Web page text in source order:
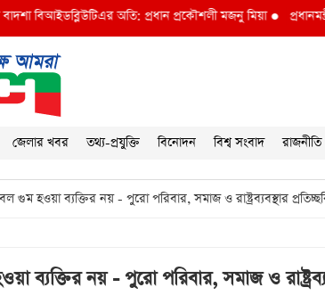
অতি: প্রধান প্রকৌশলী মজনু মিয়া●প্রধানমন্ত্রীর
জেলার খবর তথ্য-প্রযুক্তি বিনোদন বিশ্ব সংবাদ রাজনীতি
গুম হওয়া ব্যক্তির নয় - পুরো পরিবার, সমাজ ও রাষ্ট্রব্যবস্থার
ব্যক্তির নয় - পুরো পরিবার, সমাজ ও